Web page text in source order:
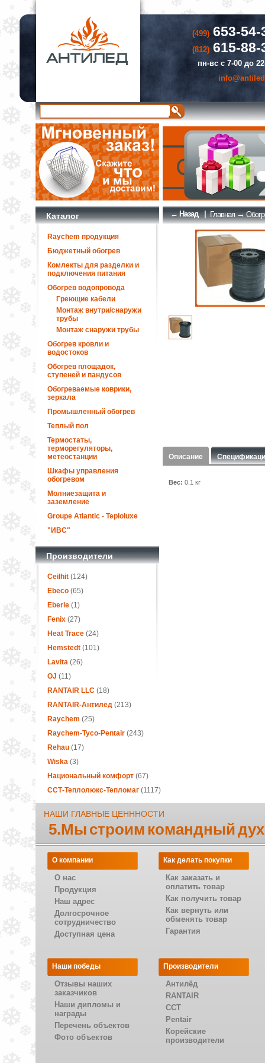
(499)653-54-
(812)615-88-
пн-вс с 7-00 до
Каталог
Raychem продукция
Бюджетный обогрев
Комлекты для разделки и
подключения питания
Обогрев водопровода
Греющие кабели
Монтаж внутри/снаружи
трубы
Монтаж снаружи трубы
Обогрев кровли и
водостоков
Обогрев площадок,
ступеней и пандусов
Обогреваемые коврики,
зеркала
Промышленный обогрев
Теплый пол
Термостаты,
терморегуляторы,
метеостанции
Шкафы управления
обогревом
Молниезащита и
заземление
Groupe Atlantic - Teploluxe
"ИВС"
Производители
Ceilhit(124)
Ebeco(65)
Eberle(1)
Fenix(27)
Heat Trace(24)
Hemstedt(101)
Lavita(26)
OJ (11)
RANTAIR LLC(18)
RANTAIR-Антилёд(213)
Raychem (25)
Raychem-Tyco-Pentair (243)
Rehau(17)
Wiska(3)
Национальный комфорт(67)
ССТ-Теплолюкс-Тепломаг(1117)
← Назад | Главная→
Описание
Вес: 0.1 кг
НАШИ ГЛАВНЫЕ ЦЕНННОСТИ
5.Мы строим командный
О компании
О нас
Продукция
Наш адрес
Долгосрочное
сотрудничество
Доступная цена
Как делать покупки
Как заказать и
оплатить товар
Как получить товар
Как вернуть или
обменять товар
Гарантия
Наши победы
Отзывы наших
заказчиков
Наши дипломы и
награды
Перечень объектов
Фото объектов
Производители
Антилёд
RANTAIR
CCT
Pentair
Корейские
производители